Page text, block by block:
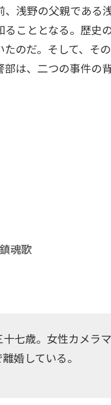
、浅野の父親である
ることとなる。歴
たのだ。そして、そ
は、二つの事件の
魂歌
七歳。女性カメラ
婚している。